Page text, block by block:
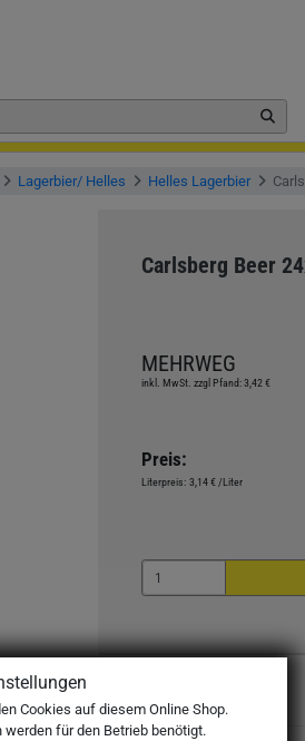
Lagerbier/ Helles Helles Lagerbier
Carlsberg Beer
MEHRWEG
inkl. MwSt. zzgl Pfand: 3,42 €
Preis:
Literpreis: 3,14 € /Liter
Cookies auf diesem Online Shop.
werden für den Betrieb benötigt.